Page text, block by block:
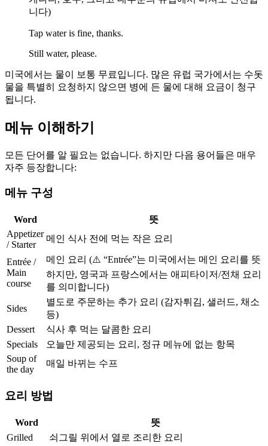
니다)
Tap water is fine, thanks.
Still water, please.
미국에서는 물이 보통 무료입니다. 많은 유럽 국가에서는 수돗
물을 특별히 요청하지 않으면 병에 든 물에 대해 요금이 청구
됩니다.
메뉴 이해하기
모든 단어를 알 필요는 없습니다. 하지만 다음 용어들은 매우
자주 등장합니다:
메뉴 구성
Word
뜻
Appetizer
/ Starter
메인 식사 전에 먹는 작은 요리
Entrée /
Main
course
메인 요리 (⚠️ “Entrée”는 미국에서는 메인 요리를 뜻
하지만, 영국과 프랑스에서는 애피타이저/전채 요리
를 의미합니다)
Sides
별도로 주문하는 추가 요리 (감자튀김, 샐러드, 채소
등)
Dessert
식사 후 먹는 달콤한 요리
Specials
오늘만 제공되는 요리, 정규 메뉴에 없는 항목
Soup of
the day
매일 바뀌는 수프
요리 방법
Word
뜻
Grilled
쇠그릴 위에서 열로 조리한 요리